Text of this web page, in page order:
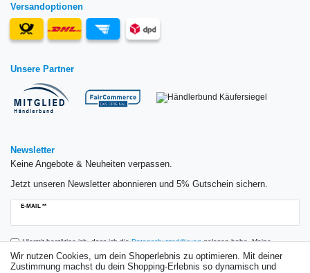
Versandoptionen
Unsere Partner
Newsletter
Keine Angebote & Neuheiten verpassen.
Jetzt unseren Newsletter abonnieren und 5% Gutschein sichern.
E-MAIL **
Newsletter
Hiermit bestätige ich, dass ich dieDaten­schutz­erklärunggelesen habe. Meine
Einwilligung kann ich jederzeit widerrufen.**
Wir nutzen Cookies, um dein Shoperlebnis zu optimieren. Mit deiner
Zustimmung machst du dein Shopping-Erlebnis so dynamisch und